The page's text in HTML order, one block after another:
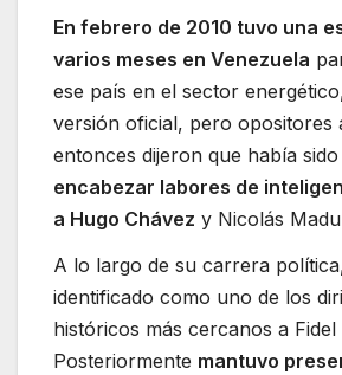
En febrero de 2010 tuvo una
varios meses en Venezuela
ese país en el sector
versión oficial, pero opositores
entonces dijeron que había
encabezar labores de
a Hugo Chávez y Nicolás
A lo largo de su carrera
identificado como uno de los
históricos más cercanos a Fidel
Posteriormente mantuvo